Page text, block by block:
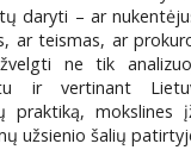
daryti – ar
ar teismas, ar
ne tik
ir vertinant
praktiką, mokslines
užsienio šalių